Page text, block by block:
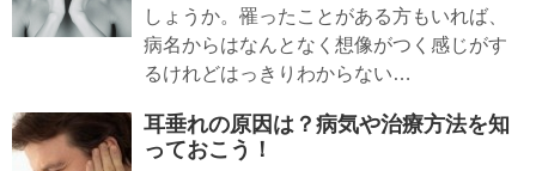
しょうか。罹ったことがある方もいれば、
病名からはなんとなく想像がつく感じがす
るけれどはっきりわからない…
耳垂れの原因は？病気や治療方法を知
っておこう！